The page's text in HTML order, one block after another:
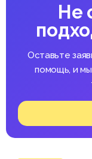
Не
Оставьте
помощь, и